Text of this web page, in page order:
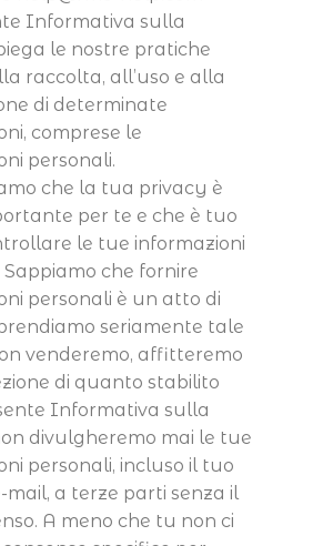
Informativa sulla
le nostre pratiche
raccolta, all’uso e alla
di determinate
comprese le
personali.
che la tua privacy è
per te e che è tuo
le tue informazioni
Sappiamo che fornire
personali è un atto di
seriamente tale
venderemo, affitteremo
di quanto stabilito
Informativa sulla
divulgheremo mai le tue
personali, incluso il tuo
mail, a terze parti senza il
A meno che tu non ci